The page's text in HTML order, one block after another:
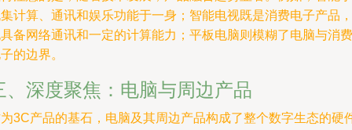
计算、通讯和娱乐功能于一身；智能电视既是消费电子产品，
备网络通讯和一定的计算能力；平板电脑则模糊了电脑与消费
的边界。
、深度聚焦：电脑与周边产品
3C产品的基石，电脑及其周边产品构成了整个数字生态的硬